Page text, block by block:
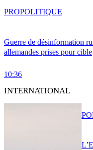
Guerre de désinformation
allemandes prises pour cible
10:36
PROPOLITIQUE
INTERNATIONAL